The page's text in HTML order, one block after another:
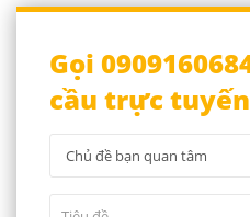
Gọi
cầu trực tuyến